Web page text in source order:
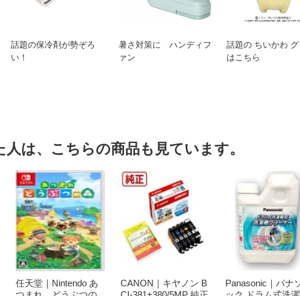
話題の保冷剤が勢ぞろ
い！
暑さ対策に ハンディフ
ァン
話題の ちいかわ
はこちら
は、こちらの商品も見ています。
任天堂｜Nintendo あ
CANON｜キヤノン B
Panasonic｜パナ